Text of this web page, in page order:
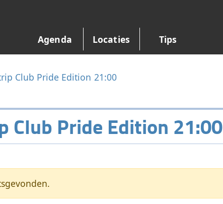
Agenda Locaties Tips
Club Pride Edition 21:00
Club Pride Edition 21:00